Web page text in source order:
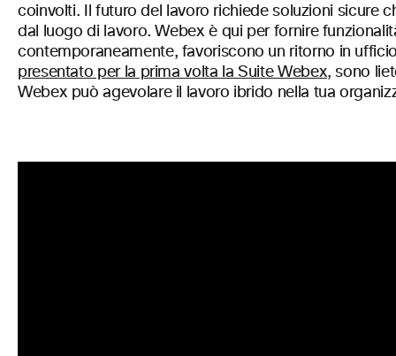
coinvolti. Il futuro del lavoro richiede soluzioni sicure
dal luogo di lavoro. Webex è qui per fornire
contemporaneamente, favoriscono un ritorno in
presentato per la prima volta la Suite Webex, sono
Webex può agevolare il lavoro ibrido nella tua